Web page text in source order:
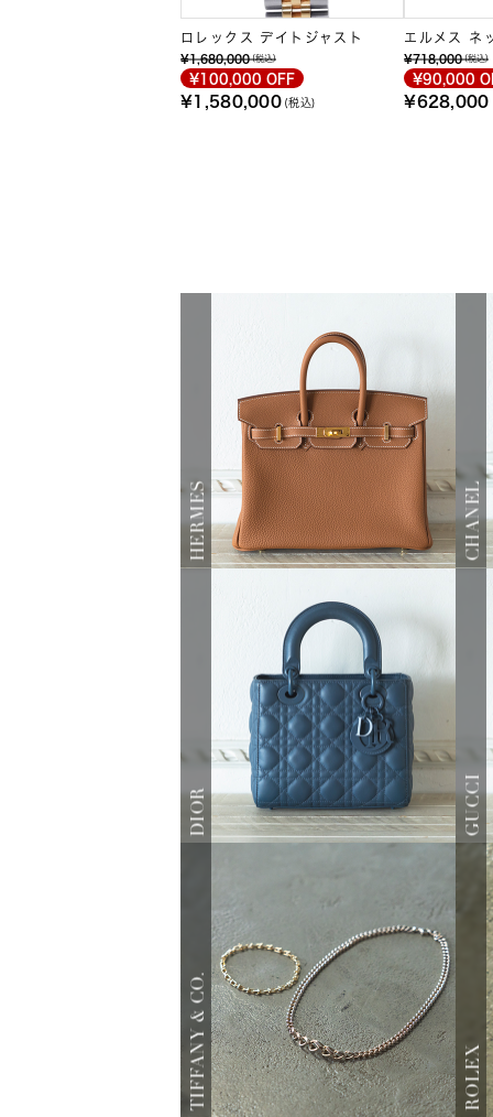
ロレックス デイトジャスト
¥1,680,000 (税込)
¥100,000 OFF
¥1,580,000 (税込)
エルメス ネ
ンクルGM
¥718,000 (税込)
¥90,000
¥628,000
HERMES CHANEL
DIOR GUCCI
TIFFANY & CO. ROLEX